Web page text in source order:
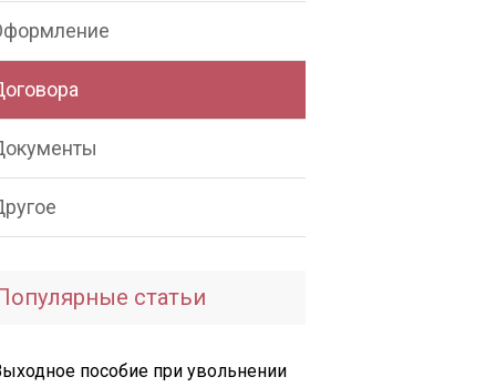
статьи